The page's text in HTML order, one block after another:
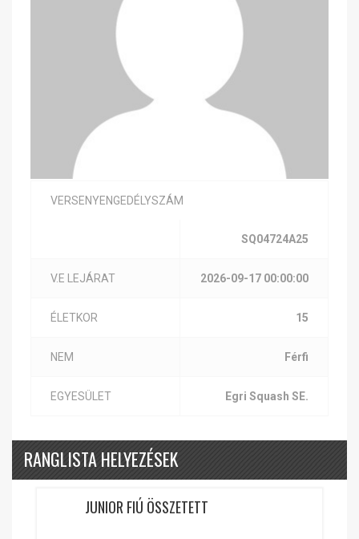
VERSENYENGEDÉLYSZÁM
SQ04724A25
V.E LEJÁRAT 2026-09-17 00:00:00
ÉLETKOR 15
NEM Férfi
EGYESÜLET Egri Squash SE.
RANGLISTA HELYEZÉSEK
JUNIOR FIÚ ÖSSZETETT